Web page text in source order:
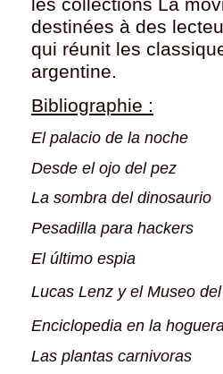
les collections La
destinées à des
qui réunit les
argentine.
Bibliographie :
El palacio de la noche
Desde el ojo del pez
La sombra del dinosaurio
Pesadilla para hackers
El último espia
Lucas Lenz y el Museo
Enciclopedia en la hoguera
Las plantas carnivoras